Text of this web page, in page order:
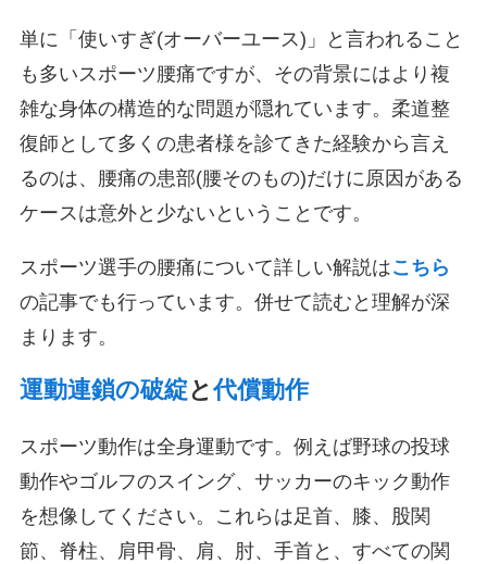
単に「使いすぎ(オーバーユース)」と言われること
も多いスポーツ腰痛ですが、その背景にはより複
雑な身体の構造的な問題が隠れています。柔道整
復師として多くの患者様を診てきた経験から言え
るのは、腰痛の患部(腰そのもの)だけに原因がある
ケースは意外と少ないということです。
スポーツ選手の腰痛について詳しい解説はこちら
の記事でも行っています。併せて読むと理解が深
まります。
運動連鎖の破綻と代償動作
スポーツ動作は全身運動です。例えば野球の投球
動作やゴルフのスイング、サッカーのキック動作
を想像してください。これらは足首、膝、股関
節、脊柱、肩甲骨、肩、肘、手首と、すべての関